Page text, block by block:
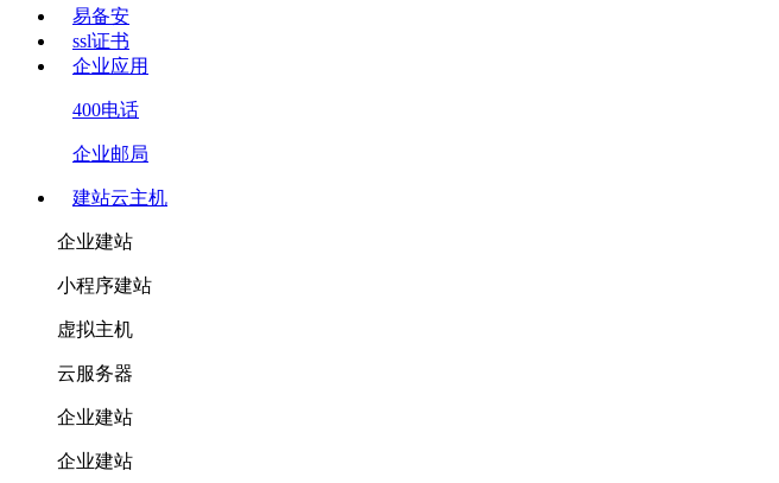
易备安
ssl证书
企业应用
400电话
企业邮局
建站云主机
企业建站
小程序建站
虚拟主机
云服务器
企业建站
企业建站